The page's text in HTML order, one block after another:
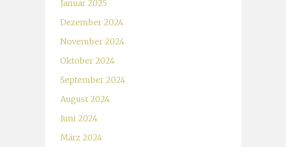
Januar 2025
Dezember 2024
November 2024
Oktober 2024
September 2024
August 2024
Juni 2024
März 2024